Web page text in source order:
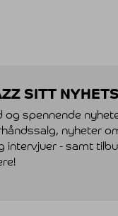
SITT
spennende
nyheter
intervjuer - samt